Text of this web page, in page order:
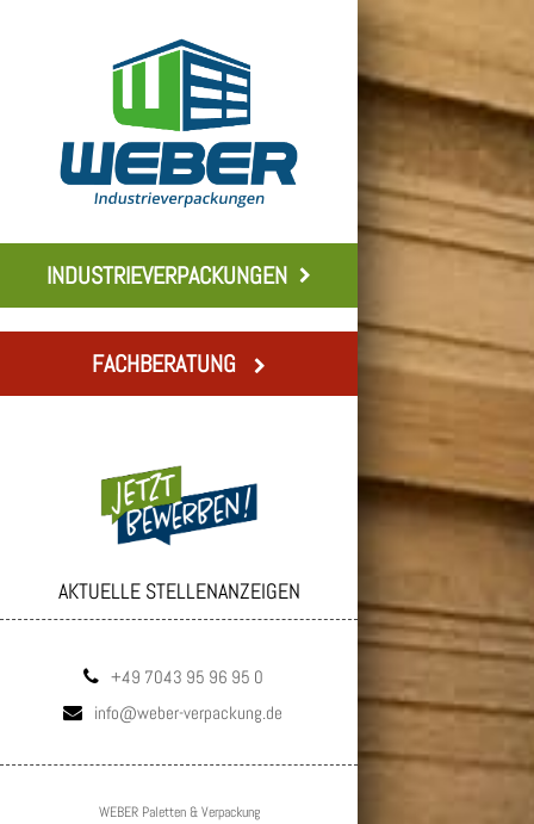
INDUSTRIEVERPACKUNGEN
FACHBERATUNG
AKTUELLE STELLENANZEIGEN
+49 7043 95 96 95 0
info@weber-verpackung.de
WEBER Paletten & Verpackung